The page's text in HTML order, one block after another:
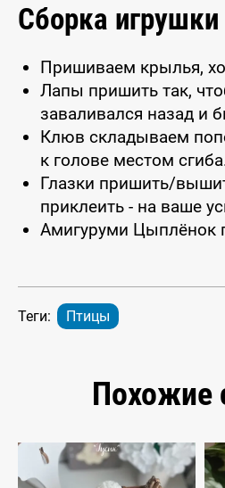
Сборка игрушки
Пришиваем крылья,
Лапы пришить так,
заваливался назад и
Клюв складываем
к голове местом
Глазки пришить/
приклеить - на ваше
Амигуруми Цыплёнок
Теги: Птицы
Похожие